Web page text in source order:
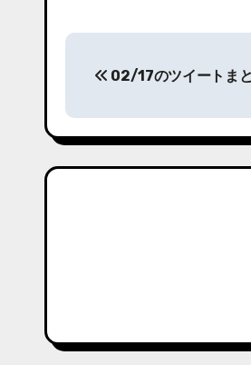
ナ
ビ
ン
02/17のツイートま